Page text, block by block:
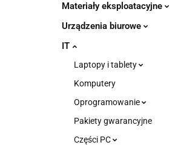
Materiały eksploatacyjne
Urządzenia biurowe
IT
Laptopy i tablety
Komputery
Oprogramowanie
Pakiety gwarancyjne
Części PC